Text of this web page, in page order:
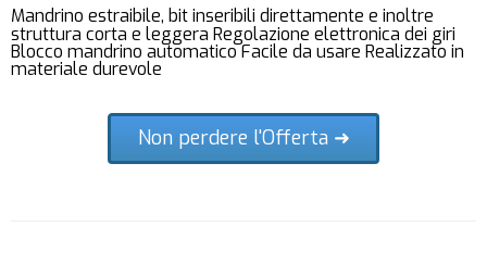
Mandrino estraibile, bit inseribili direttamente e inoltre
struttura corta e leggera Regolazione elettronica dei giri
Blocco mandrino automatico Facile da usare Realizzato in
materiale durevole
Non perdere l'Offerta ➜